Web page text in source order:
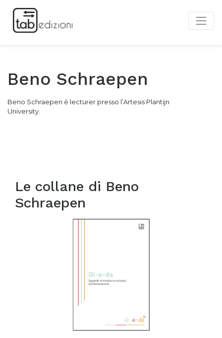
Beno Schraepen
Beno Schraepen è lecturer presso l’Artesis Plantijn
University.
Le collane di Beno
Schraepen